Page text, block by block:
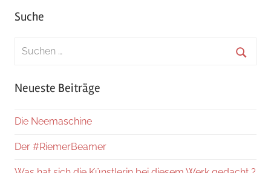
Suche
Suchen
Neueste Beiträge
Die Neemaschine
Der #RiemerBeamer